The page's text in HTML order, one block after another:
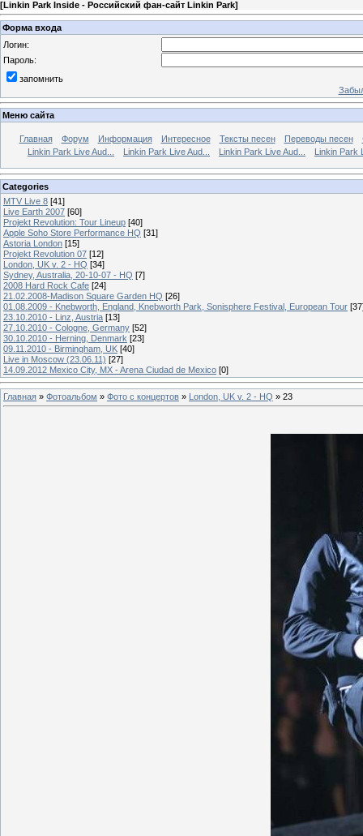
[Linkin Park Inside - Российский фан-сайт Linkin Park]
Форма входа
Логин:
Пароль:
запомнить
Меню сайта
Главная Форум Информация Интересное Тексты песен Переводы песен
Linkin Park Live Aud...
Linkin Park Live Aud... Linkin Park Live Aud... Linkin Park
Categories
MTV Live 8 [41]
Live Earth 2007 [60]
Projekt Revolution: Tour Lineup [40]
Apple Soho Store Performance HQ [31]
Astoria London [15]
Projekt Revolution 07 [12]
London, UK v. 2 - HQ [34]
Sydney, Australia, 20-10-07 - HQ [7]
2008 Hard Rock Cafe [24]
21.02.2008-Madison Square Garden HQ [26]
01.08.2009 - Knebworth, England, Knebworth Park, Sonisphere Festival, European Tour
23.10.2010 - Linz, Austria [13]
27.10.2010 - Cologne, Germany [52]
30.10.2010 - Herning, Denmark [23]
09.11.2010 - Birmingham, UK [40]
Live in Moscow (23.06.11) [27]
14.09.2012 Mexico City, MX - Arena Ciudad de Mexico [0]
Главная » Фотоальбом » Фото с концертов » London, UK v. 2 - HQ » 23